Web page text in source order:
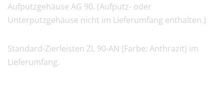
Aufputzgehäuse AG 90. (Aufputz- oder
Unterputzgehäuse nicht im Lieferumfang enthalten.)
Standard-Zierleisten ZL 90-AN (Farbe: Anthrazit) im
Lieferumfang.